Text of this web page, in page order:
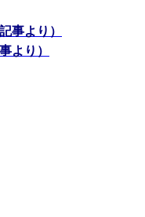
事より）
より）